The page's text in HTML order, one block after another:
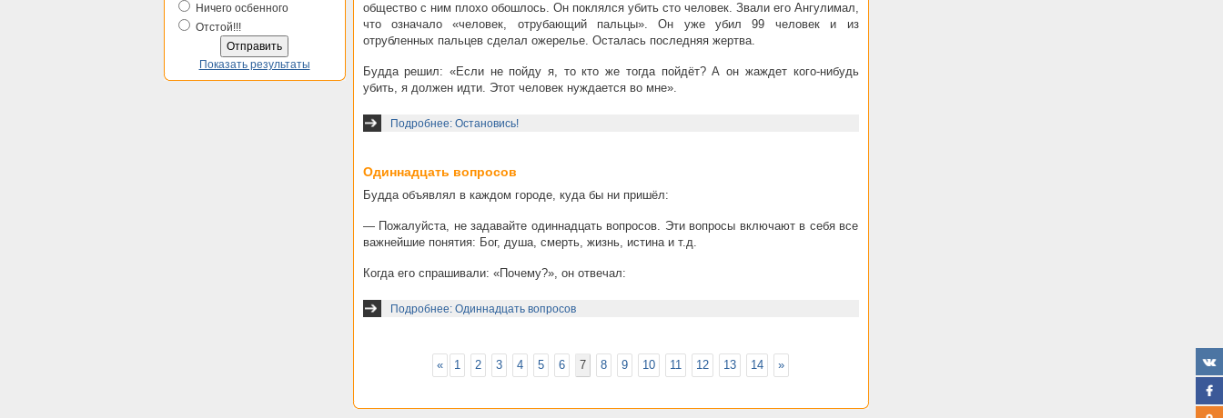
Ничего осбенного
Отстой!!!
Показать результаты
общество с ним плохо обошлось. Он поклялся убить сто человек. Звали его Ангулимал,
что означало «человек, отрубающий пальцы». Он уже убил 99 человек и из
отрубленных пальцев сделал ожерелье. Осталась последняя жертва.
Будда решил: «Если не пойду я, то кто же тогда пойдёт? А он жаждет кого-нибудь
убить, я должен идти. Этот человек нуждается во мне».
Подробнее: Остановись!
Одиннадцать вопросов
Будда объявлял в каждом городе, куда бы ни пришёл:
— Пожалуйста, не задавайте одиннадцать вопросов. Эти вопросы включают в себя все
важнейшие понятия: Бог, душа, смерть, жизнь, истина и т.д.
Когда его спрашивали: «Почему?», он отвечал:
Подробнее: Одиннадцать вопросов
« 1 2 3 4 5 6 7 8 9 10 11 12 13 14 »